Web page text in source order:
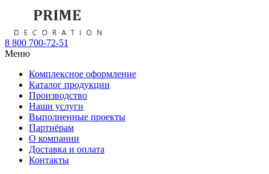
8 800 700-72-51
Меню
Комплексное оформление
Каталог продукции
Производство
Наши услуги
Выполненные проекты
Партнёрам
О компании
Доставка и оплата
Контакты